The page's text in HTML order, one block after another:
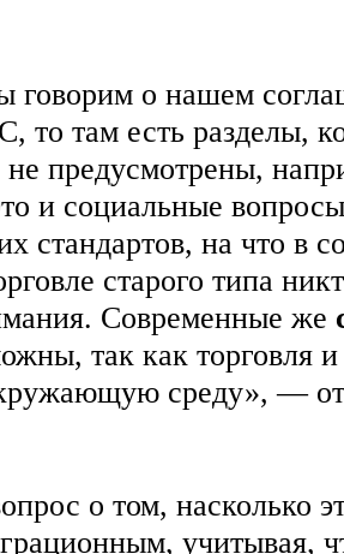
говорим о нашем
то там есть разделы,
предусмотрены,
и социальные
стандартов, на что в
старого типа
Современные же
так как торговля
среду», —
о том, насколько
учитывая,